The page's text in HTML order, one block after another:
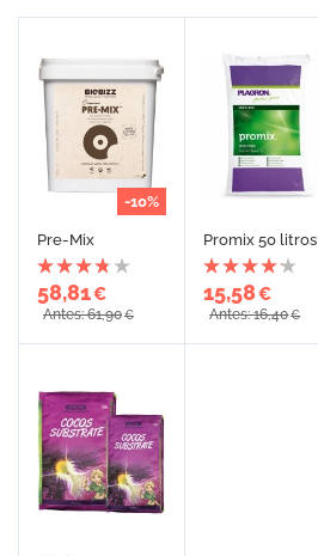
-10%
Pre-Mix
58,81€
Antes: 61,90€
Promix 50 litros
15,58€
Antes: 16,40€